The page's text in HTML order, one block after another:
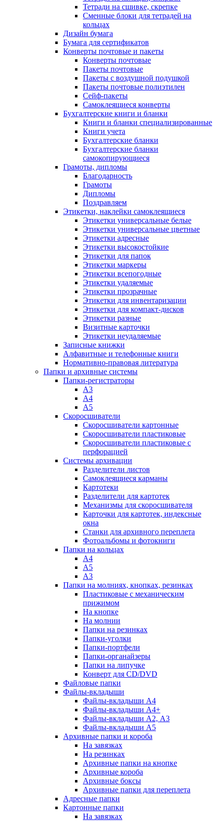
Тетради на сшивке, скрепке
Сменные блоки для тетрадей на
кольцах
Дизайн бумага
Бумага для сертификатов
Конверты почтовые и пакеты
Конверты почтовые
Пакеты почтовые
Пакеты с воздушной подушкой
Пакеты почтовые полиэтилен
Сейф-пакеты
Самоклеящиеся конверты
Бухгалтерские книги и бланки
Книги и бланки специализированные
Книги учета
Бухгалтерские бланки
Бухгалтерские бланки
самокопирующиеся
Грамоты, дипломы
Благодарность
Грамоты
Дипломы
Поздравляем
Этикетки, наклейки самоклеящиеся
Этикетки универсальные белые
Этикетки универсальные цветные
Этикетки адресные
Этикетки высокостойкие
Этикетки для папок
Этикетки маркеры
Этикетки всепогодные
Этикетки удаляемые
Этикетки прозрачные
Этикетки для инвентаризации
Этикетки для компакт-дисков
Этикетки разные
Визитные карточки
Этикетки неудаляемые
Записные книжки
Алфавитные и телефонные книги
Нормативно-правовая литература
Папки и архивные системы
Папки-регистраторы
А3
А4
А5
Скоросшиватели
Скоросшиватели картонные
Скоросшиватели пластиковые
Скоросшиватели пластиковые с
перфорацией
Системы архивации
Разделители листов
Самоклеящиеся карманы
Картотеки
Разделители для картотек
Механизмы для скоросшивателя
Карточки для картотек, индексные
окна
Станки для архивного переплета
Фотоальбомы и фотокниги
Папки на кольцах
А4
А5
А3
Папки на молниях, кнопках, резинках
Пластиковые с механическим
прижимом
На кнопке
На молнии
Папки на резинках
Папки-уголки
Папки-портфели
Папки-органайзеры
Папки на липучке
Конверт для CD/DVD
Файловые папки
Файлы-вкладыши
Файлы-вкладыши А4
Файлы-вкладыши А4+
Файлы-вкладыши А2, А3
Файлы-вкладыши А5
Архивные папки и короба
На завязках
На резинках
Архивные папки на кнопке
Архивные короба
Архивные боксы
Архивные папки для переплета
Адресные папки
Картонные папки
На завязках